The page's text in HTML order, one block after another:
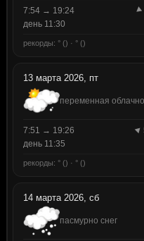
7:54 → 19:24
день 11:30
рекорды: ° () · ° ()
13 марта 2026, пт
переменная
7:51 → 19:26
день 11:35
рекорды: ° () · ° ()
14 марта 2026, сб
пасмурно снег